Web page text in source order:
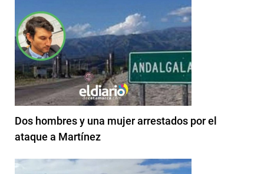
Dos hombres y una mujer arrestados por el
ataque a Martínez